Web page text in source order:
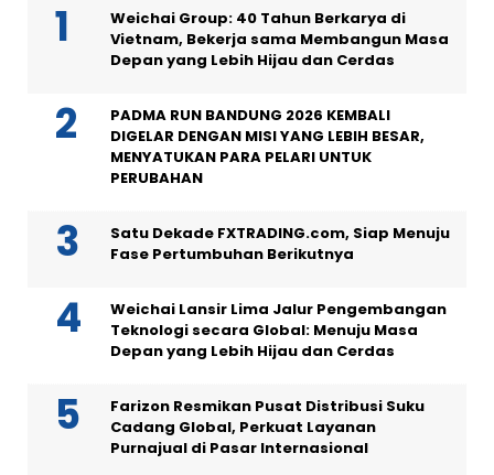
Weichai Group: 40 Tahun Berkarya di
Vietnam, Bekerja sama Membangun Masa
Depan yang Lebih Hijau dan Cerdas
PADMA RUN BANDUNG 2026 KEMBALI
DIGELAR DENGAN MISI YANG LEBIH BESAR,
MENYATUKAN PARA PELARI UNTUK
PERUBAHAN
Satu Dekade FXTRADING.com, Siap Menuju
Fase Pertumbuhan Berikutnya
Weichai Lansir Lima Jalur Pengembangan
Teknologi secara Global: Menuju Masa
Depan yang Lebih Hijau dan Cerdas
Farizon Resmikan Pusat Distribusi Suku
Cadang Global, Perkuat Layanan
Purnajual di Pasar Internasional